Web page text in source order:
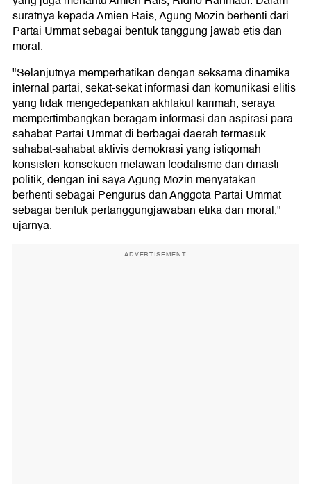
suratnya kepada Amien Rais, Agung Mozin berhenti dari
Partai Ummat sebagai bentuk tanggung jawab etis dan
moral.
"Selanjutnya memperhatikan dengan seksama dinamika
internal partai, sekat-sekat informasi dan komunikasi elitis
yang tidak mengedepankan akhlakul karimah, seraya
mempertimbangkan beragam informasi dan aspirasi para
sahabat Partai Ummat di berbagai daerah termasuk
sahabat-sahabat aktivis demokrasi yang istiqomah
konsisten-konsekuen melawan feodalisme dan dinasti
politik, dengan ini saya Agung Mozin menyatakan
berhenti sebagai Pengurus dan Anggota Partai Ummat
sebagai bentuk pertanggungjawaban etika dan moral,"
ujarnya.
ADVERTISEMENT